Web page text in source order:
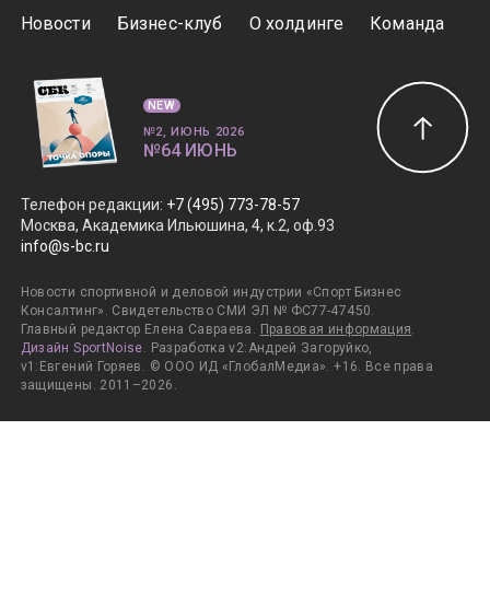
Новости Бизнес-клуб О холдинге Команда
Телефон редакции: +7 (495) 773-78-57
Москва, Академика Ильюшина, 4, к.2, оф.93
info@s-bc.ru
Новости спортивной и деловой индустрии «Спорт Бизнес
Консалтинг». Свидетельство СМИ ЭЛ № ФС77-47450.
Главный редактор Елена Савраева. Правовая информация.
Дизайн SportNoise. Разработка v2:Андрей Загоруйко,
v1:Евгений Горяев. © ООО ИД «ГлобалМедиа». +16. Все права
защищены. 2011–2026.
NEW
№2, ИЮНЬ 2026
№64 ИЮНЬ